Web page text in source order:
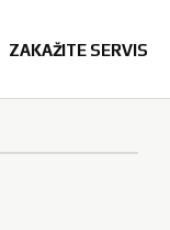
ZAKAŽITE SERVIS